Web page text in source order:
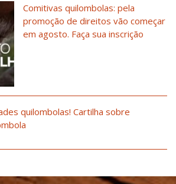
Comitivas quilombolas: pela
promoção de direitos vão começar
em agosto. Faça sua inscrição
quilombolas! Cartilha sobre